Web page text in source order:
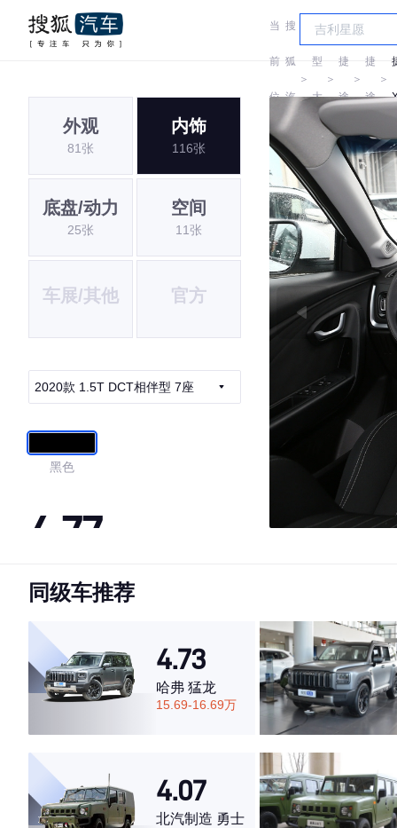
当
前
位
置:
搜
狐
汽
车
＞
车
型
大
＞
捷
途
＞
捷
途
＞
外观
81张
内饰
116张
底盘/动力
25张
空间
11张
车展/其他 官方
2020款 1.5T DCT相伴型 7座
黑色
4.77
·外观表现较为优秀，优于65%同级车
·空间表现较为优秀，优于87%同级车
同级车推荐
4.73
哈弗 猛龙
15.69-16.69万
4.07
北汽制造 勇士